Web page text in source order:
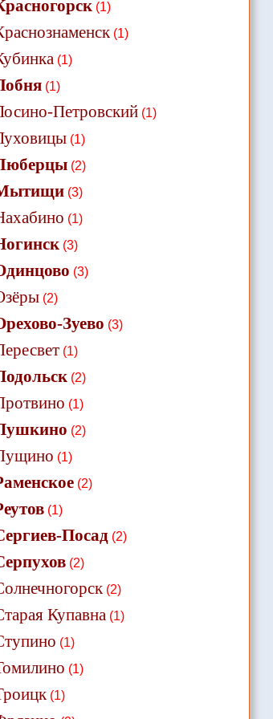
(1)
(1)
(1)
(1)
Петровский(1)
(1)
(2)
(3)
(1)
(3)
(3)
(2)
Зуево (3)
(1)
(2)
(1)
(2)
(1)
(2)
(1)
Посад(2)
(2)
(2)
Купавна(1)
(1)
(1)
(1)